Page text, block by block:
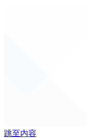
跳至内容